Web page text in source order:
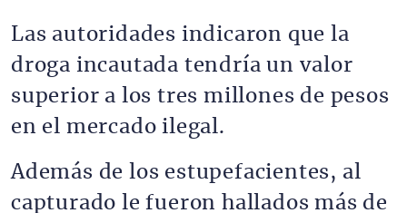
Las autoridades indicaron que la
droga incautada tendría un valor
superior a los tres millones de pesos
en el mercado ilegal.
Además de los estupefacientes, al
capturado le fueron hallados más de